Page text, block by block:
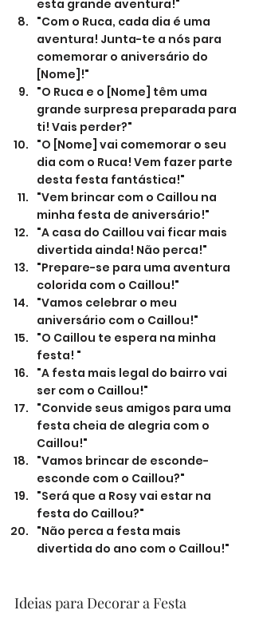
esta grande aventura!"
"Com o Ruca, cada dia é uma
aventura! Junta-te a nós para
comemorar o aniversário do
[Nome]!"
"O Ruca e o [Nome] têm uma
grande surpresa preparada para
ti! Vais perder?"
"O [Nome] vai comemorar o seu
dia com o Ruca! Vem fazer parte
desta festa fantástica!"
"Vem brincar com o Caillou na
minha festa de aniversário!"
"A casa do Caillou vai ficar mais
divertida ainda! Não perca!"
"Prepare-se para uma aventura
colorida com o Caillou!"
"Vamos celebrar o meu
aniversário com o Caillou!"
"O Caillou te espera na minha
festa! "
"A festa mais legal do bairro vai
ser com o Caillou!"
"Convide seus amigos para uma
festa cheia de alegria com o
Caillou!"
"Vamos brincar de esconde-
esconde com o Caillou?"
"Será que a Rosy vai estar na
festa do Caillou?"
"Não perca a festa mais
divertida do ano com o Caillou!"
Ideias para Decorar a Festa